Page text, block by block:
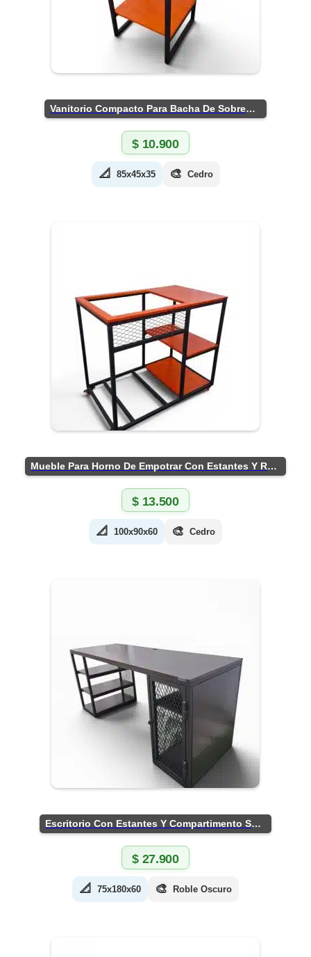
Vanitorio Compacto Para Bacha De Sobreponer
$10.900
📐 85x45x35 🎨 Cedro
Mueble Para Horno De Empotrar Con Estantes Y Ruedas
$13.500
📐 100x90x60 🎨 Cedro
Escritorio Con Estantes Y Compartimento Seguro
$27.900
📐 75x180x60 🎨 Roble Oscuro